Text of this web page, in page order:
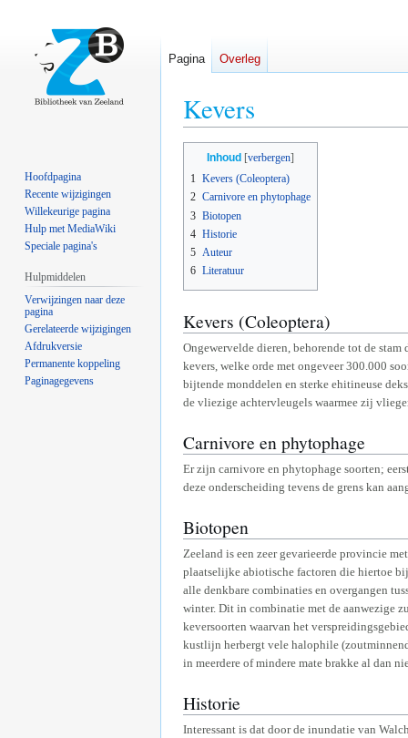
Kevers
Naar
navigatie
springen
Naar
zoeken
springen
Inhoud
1 Kevers (Coleoptera)
2 Carnivore en phytophage
3 Biotopen
4 Historie
5 Auteur
6 Literatuur
Kevers (Coleoptera)
Ongewervelde dieren, behorende tot de
kevers, welke orde met ongeveer 300.000
bijtende monddelen en sterke ehitineuse
de vliezige achtervleugels waarmee zij
Carnivore en phytophage
Er zijn carnivore en phytophage soorten;
deze onderscheiding tevens de grens kan
Biotopen
Zeeland is een zeer gevarieerde provincie
plaatselijke abiotische factoren die hiertoe
alle denkbare combinaties en overgangen
winter. Dit in combinatie met de aanwezige
keversoorten waarvan het
kustlijn herbergt vele halophile
in meerdere of mindere mate brakke al dan
Historie
Interessant is dat door de inundatie van
Pagina Overleg
Hoofdpagina
Recente wijzigingen
Willekeurige pagina
Hulp met MediaWiki
Speciale pagina's
Hulpmiddelen
Verwijzingen naar deze
pagina
Gerelateerde wijzigingen
Afdrukversie
Permanente koppeling
Paginagegevens